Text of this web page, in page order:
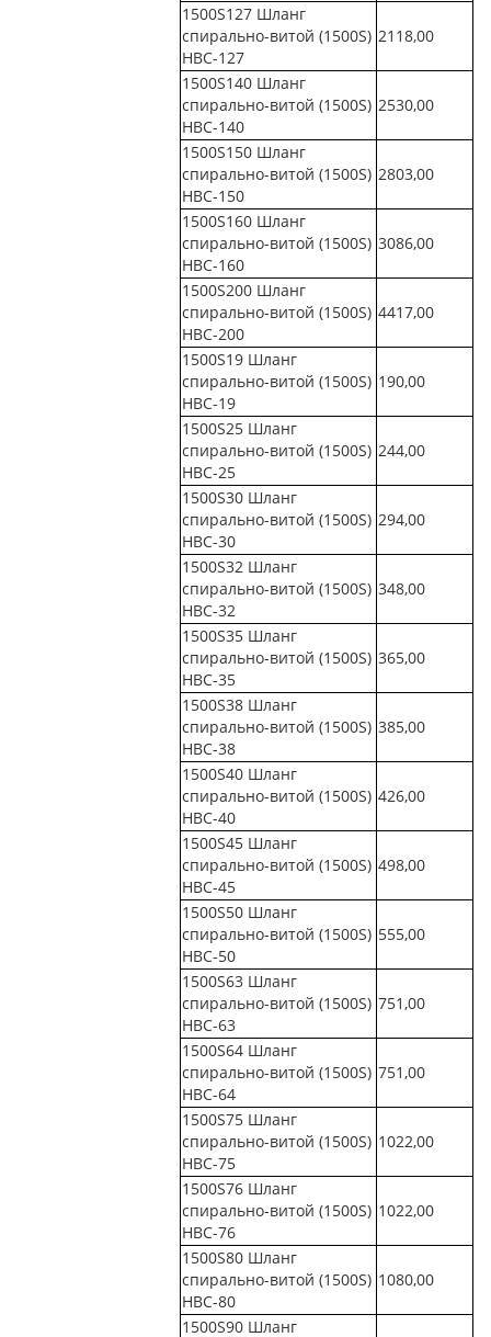
1500S127 Шланг
спирально-витой (1500S)
НВС-127
2118,00
1500S140 Шланг
спирально-витой (1500S)
НВС-140
2530,00
1500S150 Шланг
спирально-витой (1500S)
НВС-150
2803,00
1500S160 Шланг
спирально-витой (1500S)
НВС-160
3086,00
1500S200 Шланг
спирально-витой (1500S)
НВС-200
4417,00
1500S19 Шланг
спирально-витой (1500S)
НВС-19
190,00
1500S25 Шланг
спирально-витой (1500S)
НВС-25
244,00
1500S30 Шланг
спирально-витой (1500S)
НВС-30
294,00
1500S32 Шланг
спирально-витой (1500S)
НВС-32
348,00
1500S35 Шланг
спирально-витой (1500S)
НВС-35
365,00
1500S38 Шланг
спирально-витой (1500S)
НВС-38
385,00
1500S40 Шланг
спирально-витой (1500S)
НВС-40
426,00
1500S45 Шланг
спирально-витой (1500S)
НВС-45
498,00
1500S50 Шланг
спирально-витой (1500S)
НВС-50
555,00
1500S63 Шланг
спирально-витой (1500S)
НВС-63
751,00
1500S64 Шланг
спирально-витой (1500S)
НВС-64
751,00
1500S75 Шланг
спирально-витой (1500S)
НВС-75
1022,00
1500S76 Шланг
спирально-витой (1500S)
НВС-76
1022,00
1500S80 Шланг
спирально-витой (1500S)
НВС-80
1080,00
1500S90 Шланг